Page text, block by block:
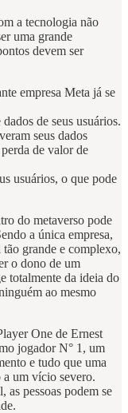
a tecnologia não
uma grande
devem ser
empresa Meta já se
de seus usuários.
seus dados
de valor de
usuários, o que pode
do metaverso pode
a única empresa,
grande e complexo,
o dono de um
totalmente da ideia do
ao mesmo
One de Ernest
jogador N° 1, um
e tudo que uma
a um vício severo.
as pessoas podem se